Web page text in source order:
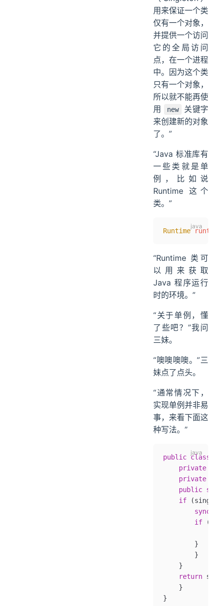
用来保证一个类
仅有一个对象，
并提供一个访问
它的全局访问
点，在一个进程
中。因为这个类
只有一个对象，
所以就不能再使
用
new
关键字
来创建新的对象
了。”
“Java 标准库有
一些类就是单
例，比如说
Runtime 这个
类。”
Runtime
“Runtime 类可
以用来获取
Java 程序运行
时的环境。”
“关于单例，懂
了些吧？”我问
三妹。
“噢噢噢噢。”三
妹点了点头。
“通常情况下，
实现单例并非易
事，来看下面这
种写法。”
public class
    private
    private
    public
    if
        if
        }
        }
    }
    return
    }
}